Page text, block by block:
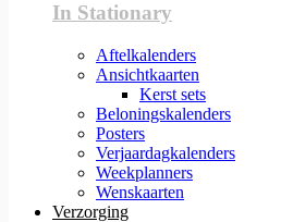
In Stationary
Aftelkalenders
Ansichtkaarten
Kerst sets
Beloningskalenders
Posters
Verjaardagkalenders
Weekplanners
Wenskaarten
Verzorging